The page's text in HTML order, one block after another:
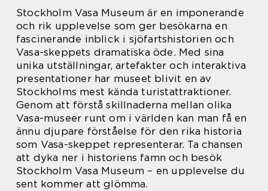
Stockholm Vasa Museum är en imponerande
och rik upplevelse som ger besökarna en
fascinerande inblick i sjöfartshistorien och
Vasa-skeppets dramatiska öde. Med sina
unika utställningar, artefakter och interaktiva
presentationer har museet blivit en av
Stockholms mest kända turistattraktioner.
Genom att förstå skillnaderna mellan olika
Vasa-museer runt om i världen kan man få en
ännu djupare förståelse för den rika historia
som Vasa-skeppet representerar. Ta chansen
att dyka ner i historiens famn och besök
Stockholm Vasa Museum – en upplevelse du
sent kommer att glömma.